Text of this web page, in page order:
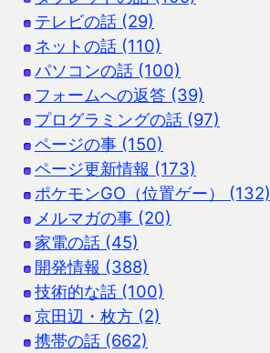
テレビの話 (29)
ネットの話 (110)
パソコンの話 (100)
フォームへの返答 (39)
プログラミングの話 (97)
ページの事 (150)
ページ更新情報 (173)
ポケモンGO（位置ゲー） (132)
メルマガの事 (20)
家電の話 (45)
開発情報 (388)
技術的な話 (100)
京田辺・枚方 (2)
携帯の話 (662)